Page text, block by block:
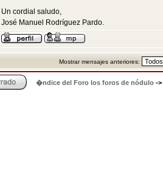
Un cordial saludo,
José Manuel Rodríguez Pardo.
Mostrar mensajes anteriores:
�ndice del Foro los foros de nódulo ->